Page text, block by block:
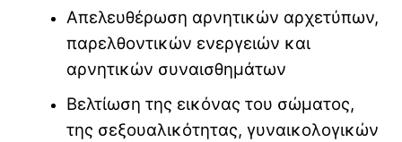
Απελευθέρωση αρνητικών αρχετύπων,
παρελθοντικών ενεργειών και
αρνητικών συναισθημάτων
Βελτίωση της εικόνας του σώματος,
της σεξουαλικότητας, γυναικολογικών